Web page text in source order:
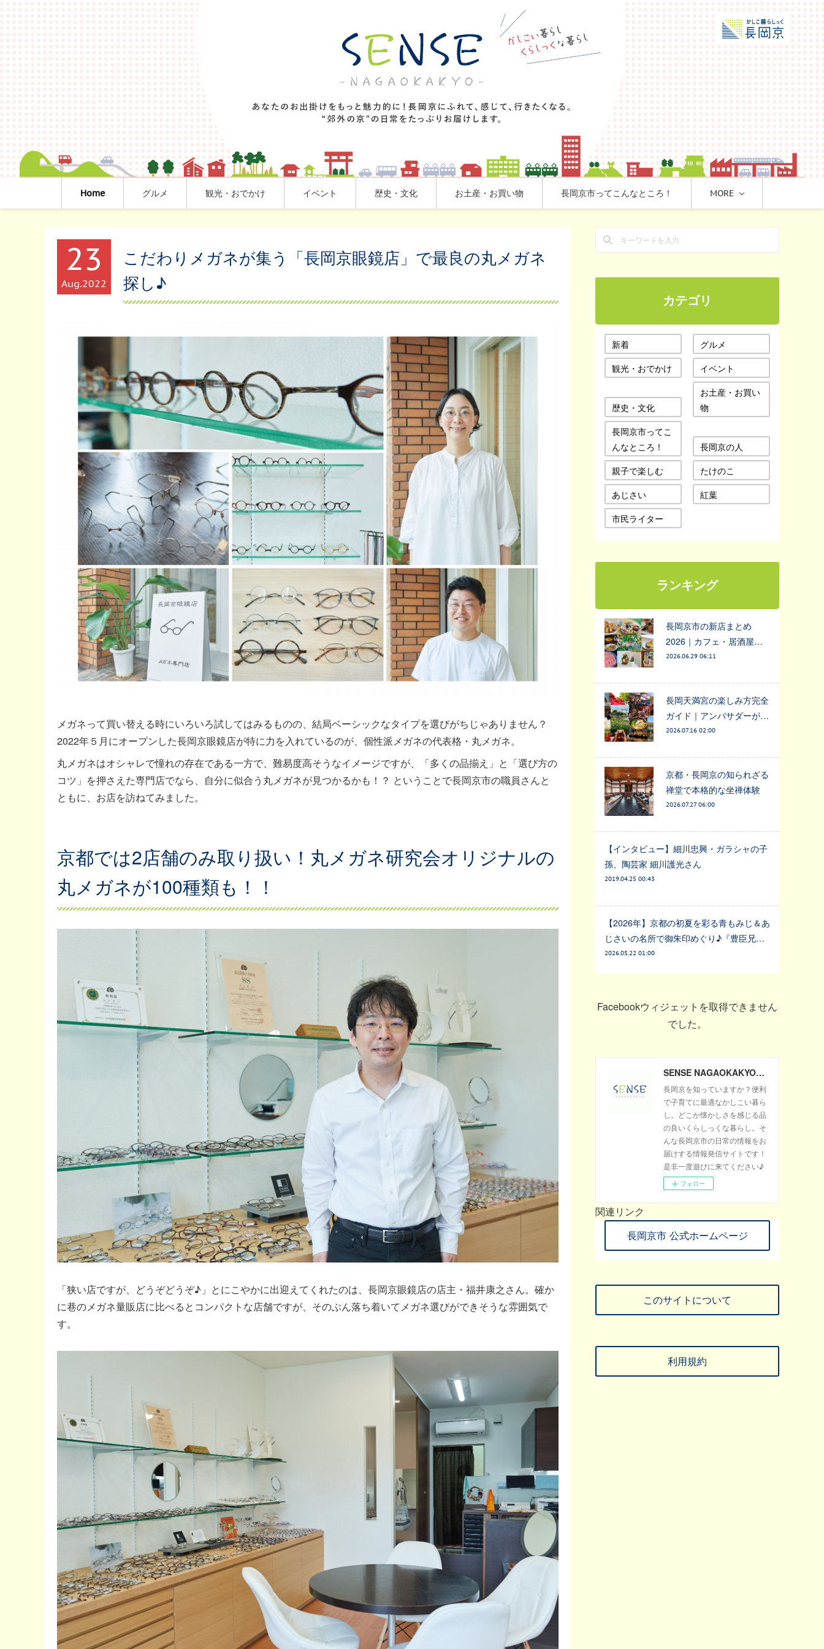
Home グルメ 観光・おでかけ イベント 歴史・文化 お土産・お買い物 長岡京市ってこんなところ！ MORE
23
Aug 2022
こだわりメガネが集う「長岡京眼鏡店」で最良の丸メガネ
探し♪
メガネって買い替える時にいろいろ試してはみるものの、結局ベーシックなタイプを選びがちじゃありません？
2022年５月にオープンした長岡京眼鏡店が特に力を入れているのが、個性派メガネの代表格・丸メガネ。
丸メガネはオシャレで憧れの存在である一方で、難易度高そうなイメージですが、「多くの品揃え」と「選び方の
コツ」を押さえた専門店でなら、自分に似合う丸メガネが見つかるかも！？ ということで長岡京市の職員さんと
ともに、お店を訪ねてみました。
京都では2店舗のみ取り扱い！丸メガネ研究会オリジナルの
丸メガネが100種類も！！
「狭い店ですが、どうぞどうぞ♪」とにこやかに出迎えてくれたのは、長岡京眼鏡店の店主・福井康之さん。確か
に巷のメガネ量販店に比べるとコンパクトな店舗ですが、そのぶん落ち着いてメガネ選びができそうな雰囲気で
す。
カテゴリ
新着
グルメ
観光・おでかけ
イベント
歴史・文化
お土産・お買い
物
長岡京市ってこ
んなところ！
長岡京の人
親子で楽しむ
たけのこ
あじさい
紅葉
市民ライター
ランキング
長岡京市の新店まとめ
2026｜カフェ・居酒屋…
2026.06.29 06:11
長岡天満宮の楽しみ方完全
ガイド｜アンバサダーが…
2026.07.16 02:00
京都・長岡京の知られざる
禅堂で本格的な坐禅体験
2026.07.27 06:00
【インタビュー】細川忠興・ガラシャの子
孫、陶芸家 細川護光さん
2019.04.25 00:43
【2026年】京都の初夏を彩る青もみじ＆あ
じさいの名所で御朱印めぐり♪『豊臣兄…
2026.05.22 01:00
Facebookウィジェットを取得できません
でした。
SENSE NAGAOKAKYO ～長岡京市のサブサイト～
長岡京を知っていますか？便利
で子育てに最適なかしこい暮ら
し。どこか懐かしさを感じる品
の良いくらしっくな暮らし。そ
んな長岡京市の日常の情報をお
届けする情報発信サイトです！
是非一度遊びに来てください♪
フォロー
関連リンク
長岡京市 公式ホームページ
このサイトについて
利用規約